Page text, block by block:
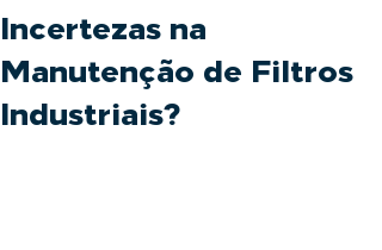
Incertezas na
Manutenção de Filtros
Industriais?